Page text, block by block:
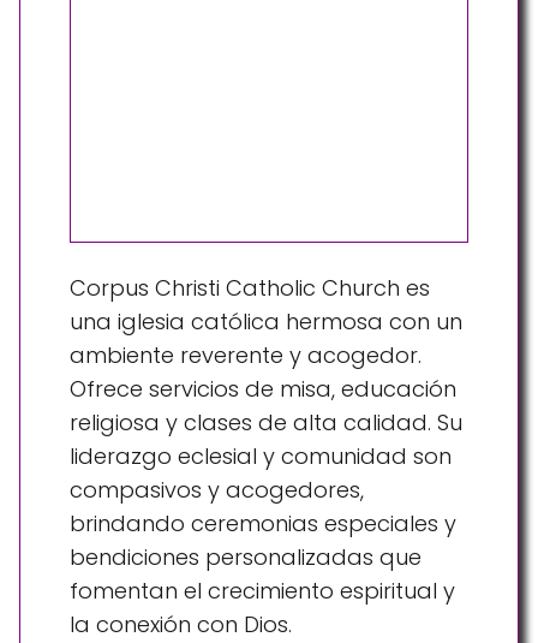
Corpus Christi Catholic Church es
una iglesia católica hermosa con un
ambiente reverente y acogedor.
Ofrece servicios de misa, educación
religiosa y clases de alta calidad. Su
liderazgo eclesial y comunidad son
compasivos y acogedores,
brindando ceremonias especiales y
bendiciones personalizadas que
fomentan el crecimiento espiritual y
la conexión con Dios.